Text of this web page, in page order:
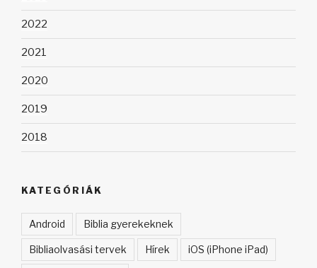
2022
2021
2020
2019
2018
KATEGÓRIÁK
Android Biblia gyerekeknek
Bibliaolvasási tervek Hírek iOS (iPhone iPad)